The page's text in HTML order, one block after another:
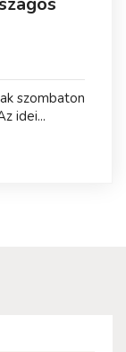
szombaton
idei...